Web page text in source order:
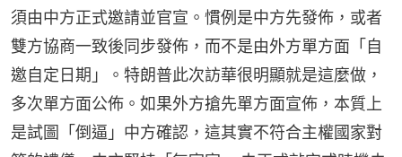
須由中方正式邀請並官宣。慣例是中方先發佈，或者
雙方協商一致後同步發佈，而不是由外方單方面「自
邀自定日期」。特朗普此次訪華很明顯就是這麼做，
多次單方面公佈。如果外方搶先單方面宣佈，本質上
是試圖「倒逼」中方確認，這其實不符合主權國家對